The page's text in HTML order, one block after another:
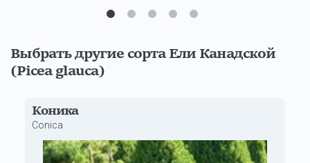
Выбрать другие сорта Ели Канадской
(Picea glauca)
Коника
Conica